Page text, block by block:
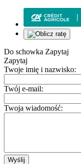
Do schowka Zapytaj
Zapytaj
Twoje imię i nazwisko:
Twój e-mail:
Twoja wiadomość:
Wyślij